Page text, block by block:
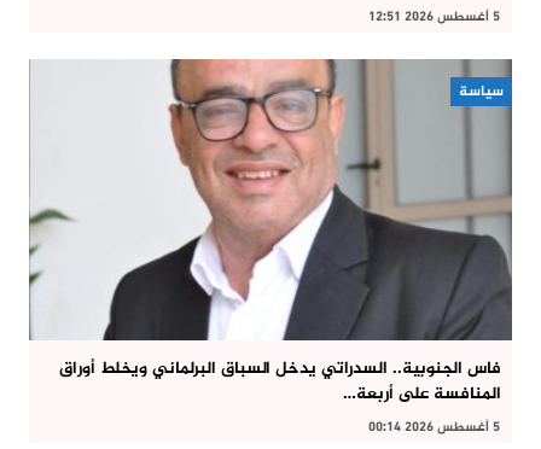
5 أغسطس 2026 12:51
سياسة
فاس الجنوبية.. السدراتي يدخل السباق البرلماني ويخلط أوراق
المنافسة على أربعة…
5 أغسطس 2026 00:14